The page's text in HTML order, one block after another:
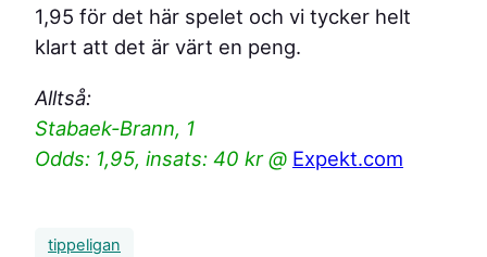
1,95 för det här spelet och vi tycker helt
klart att det är värt en peng.
Alltså:
Stabaek-Brann, 1
Odds: 1,95, insats: 40 kr @ Expekt.com
tippeligan